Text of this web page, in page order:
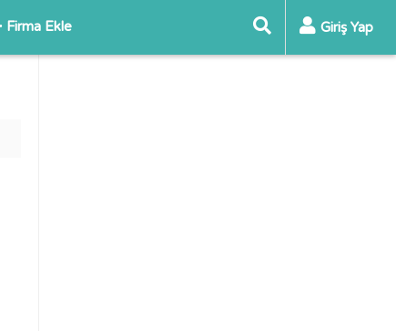
Firma Ekle Giriş Yap